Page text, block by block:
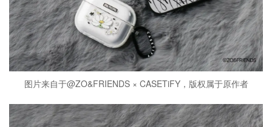
图片来自于@ZO&FRIENDS × CASETiFY，版权属于原作者